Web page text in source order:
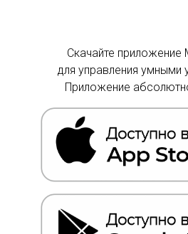
Скачайте приложение
для управления умными
Приложение